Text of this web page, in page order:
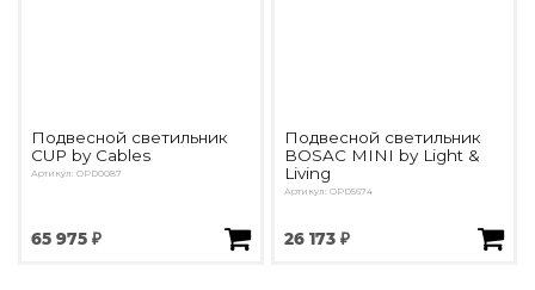
Подвесной светильник
CUP by Cables
Артикул: OPD0087
65 975 ₽
Подвесной светильник
BOSAC MINI by Light &
Living
Артикул: OPD5674
26 173 ₽